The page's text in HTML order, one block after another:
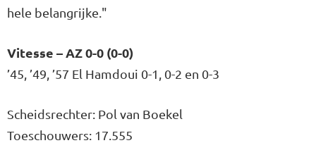
hele belangrijke."
Vitesse – AZ 0-0 (0-0)
’45, ’49, ’57 El Hamdoui 0-1, 0-2 en 0-3
Scheidsrechter: Pol van Boekel
Toeschouwers: 17.555